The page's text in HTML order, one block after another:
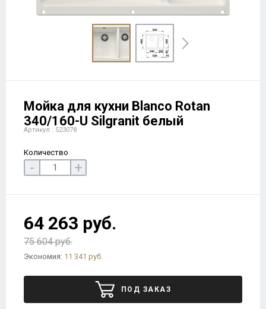
Мойка для кухни Blanco Rotan
340/160-U Silgranit белый
Артикул : 523078
Количество
- +
64 263 руб.
75 604 руб.
Экономия: 11 341 руб.
ПОД ЗАКАЗ